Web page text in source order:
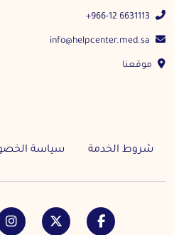
+966-12 6631113
موقعنا
شروط الخدمة سياسة